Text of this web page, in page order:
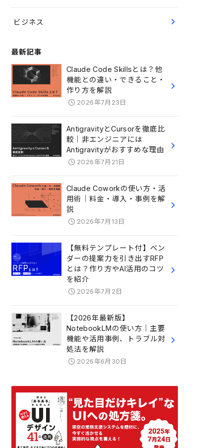
ビジネス
最新記事
Claude Code Skillsとは？他
機能との違い・できること・
作り方を解説
2026年7月23日
AntigravityとCursorを徹底比
較｜非エンジニアには
Antigravityがおすすめな理由
2026年7月21日
Claude Coworkの使い方・活
用術｜料金・導入・事例を解
説
2026年7月13日
【無料テンプレート付】ベン
ダーの提案力を引き出すRFP
とは？作り方やAI活用のコツ
を紹介
2026年7月2日
【2026年最新版】
NotebookLMの使い方｜主要
機能や活用事例、トラブル対
処法を解説
2026年6月30日